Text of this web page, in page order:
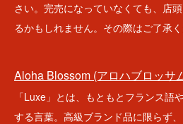
さい。完売になっていなくても、店
るかもしれません。その際はご了承く
Aloha Blossom (アロハブロッサ
「Luxe」とは、もともとフランス語
する言葉。高級ブランド品に限らず